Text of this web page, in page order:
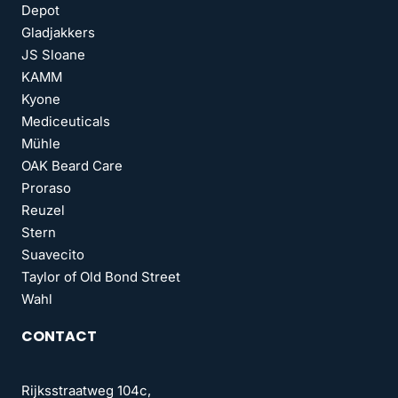
Depot
Gladjakkers
JS Sloane
KAMM
Kyone
Mediceuticals
Mühle
OAK Beard Care
Proraso
Reuzel
Stern
Suavecito
Taylor of Old Bond Street
Wahl
CONTACT
Rijksstraatweg 104c,